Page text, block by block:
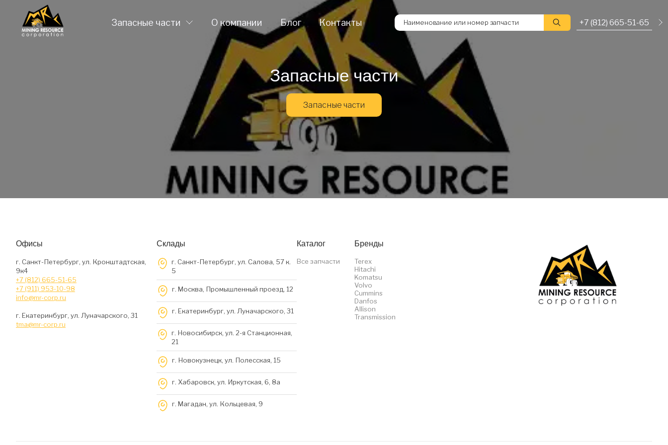
Запасные части О компании Блог Контакты Наименование или номер запчасти +7 (812) 665-51-65
Запасные части
Запасные части
Офисы
г. Санкт-Петербург, ул. Кронштадтская,
9к4
+7 (812) 665-51-65
+7 (911) 953-10-98
info@mr-corp.ru
г. Екатеринбург, ул. Луначарского, 31
tma@mr-corp.ru
Склады
г. Санкт-Петербург, ул. Салова, 57 к.
5
г. Москва, Промышленный проезд, 12
г. Екатеринбург, ул. Луначарского, 31
г. Новосибирск, ул. 2-я Станционная,
21
г. Новокузнецк, ул. Полесская, 15
г. Хабаровск, ул. Иркутская, 6, 8a
г. Магадан, ул. Кольцевая, 9
Каталог
Все запчасти
Бренды
Terex
Hitachi
Komatsu
Volvo
Cummins
Danfos
Allison
Transmission